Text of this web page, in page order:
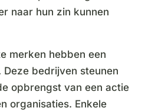
naar hun zin kunnen
merken hebben een
bedrijven steunen
opbrengst van een actie
organisaties. Enkele